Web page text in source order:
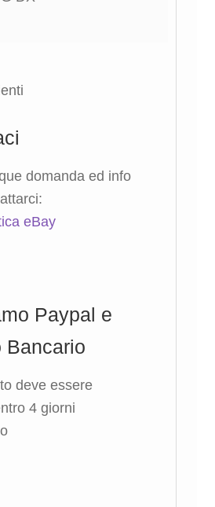
domanda ed info
eBay
Paypal e
Bancario
deve essere
4 giorni